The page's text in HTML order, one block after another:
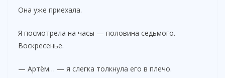
Она уже приехала.
Я посмотрела на часы — половина седьмого.
Воскресенье.
— Артём… — я слегка толкнула его в плечо.